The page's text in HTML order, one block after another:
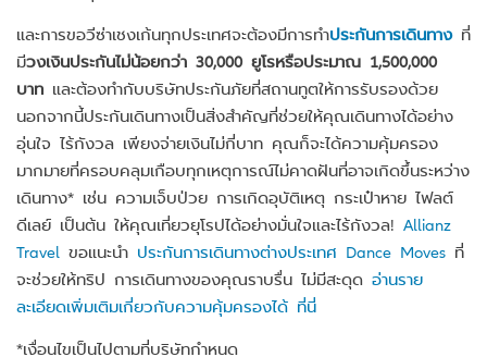
และการขอวีซ่าเชงเก้นทุกประเทศจะต้องมีการทำประกันการเดินทางที่
มีวงเงินประกันไม่น้อยกว่า 30,000 ยูโรหรือประมาณ 1,500,000
บาท และต้องทำกับบริษัทประกันภัยที่สถานทูตให้การรับรองด้วย
นอกจากนี้ประกันเดินทางเป็นสิ่งสำคัญที่ช่วยให้คุณเดินทางได้อย่าง
อุ่นใจ ไร้กังวล เพียงจ่ายเงินไม่กี่บาท คุณก็จะได้ความคุ้มครอง
มากมายที่ครอบคลุมเกือบทุกเหตุการณ์ไม่คาดฝันที่อาจเกิดขึ้นระหว่าง
เดินทาง* เช่น ความเจ็บป่วย การเกิดอุบัติเหตุ กระเป๋าหาย ไฟลต์
ดีเลย์ เป็นต้น ให้คุณเที่ยวยุโรปได้อย่างมั่นใจและไร้กังวล! Allianz
Travel ขอแนะนำ ประกันการเดินทางต่างประเทศ Dance Moves ที่
จะช่วยให้ทริป การเดินทางของคุณราบรื่น ไม่มีสะดุด อ่านราย
ละเอียดเพิ่มเติมเกี่ยวกับความคุ้มครองได้ ที่นี่
*เงื่อนไขเป็นไปตามที่บริษัทกำหนด